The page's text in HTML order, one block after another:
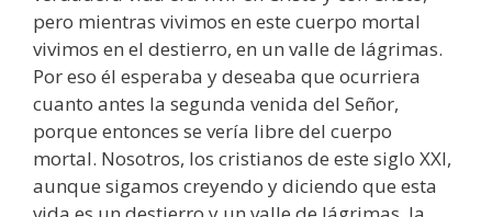
pero mientras vivimos en este cuerpo mortal
vivimos en el destierro, en un valle de lágrimas.
Por eso él esperaba y deseaba que ocurriera
cuanto antes la segunda venida del Señor,
porque entonces se vería libre del cuerpo
mortal. Nosotros, los cristianos de este siglo XXI,
aunque sigamos creyendo y diciendo que esta